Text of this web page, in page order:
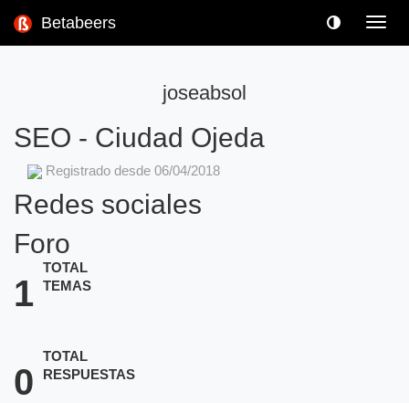
Betabeers
joseabsol
SEO - Ciudad Ojeda
Registrado desde 06/04/2018
Redes sociales
Foro
1
TOTAL
TEMAS
0
TOTAL
RESPUESTAS